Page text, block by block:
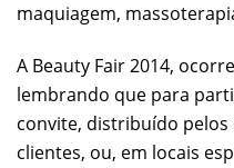
maquiagem,
A Beauty Fair 2014,
lembrando que para
convite, distribuído pelos
clientes, ou, em locais